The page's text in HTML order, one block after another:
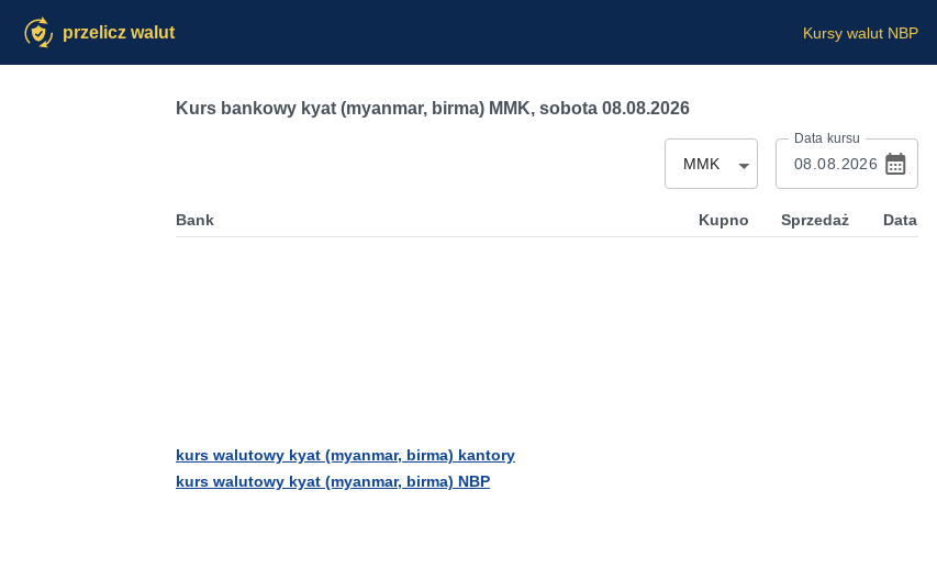
przelicz walut Kursy walut NBP
Kurs bankowy kyat (myanmar, birma) MMK, sobota 08.08.2026
MMK
Data kursu
Bank Kupno Sprzedaż Data
kurs walutowy kyat (myanmar, birma) kantory
kurs walutowy kyat (myanmar, birma) NBP